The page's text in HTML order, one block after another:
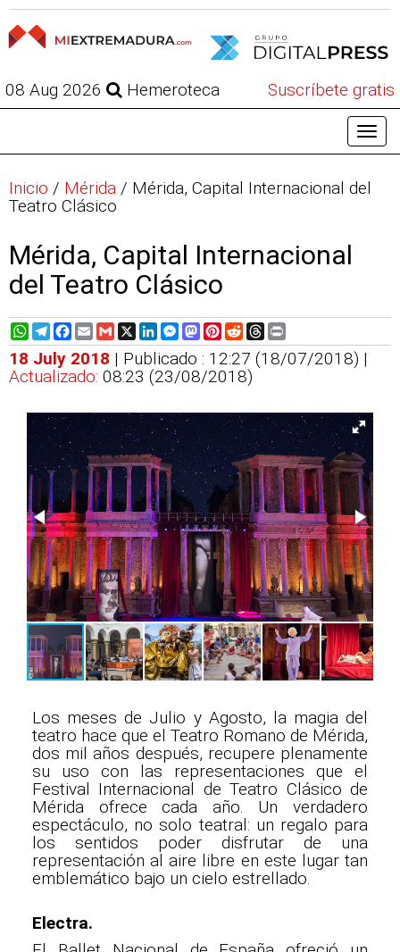
08 Aug 2026 Hemeroteca Suscríbete gratis
Inicio / Mérida / Mérida, Capital Internacional del
Teatro Clásico
Mérida, Capital Internacional
del Teatro Clásico
WhatsApp
Telegram
Facebook
EmailGmail
X LinkedIn
Messenger
Mastodon
Pinterest
RedditThreads
18 July 2018 | Publicado : 12:27 (18/07/2018) |
Actualizado: 08:23 (23/08/2018)
Los meses de Julio y Agosto, la magia del
teatro hace que el Teatro Romano de Mérida,
dos mil años después, recupere plenamente
su uso con las representaciones que el
Festival Internacional de Teatro Clásico de
Mérida ofrece cada año. Un verdadero
espectáculo, no solo teatral: un regalo para
los sentidos poder disfrutar de una
representación al aire libre en este lugar tan
emblemático bajo un cielo estrellado.
Electra.